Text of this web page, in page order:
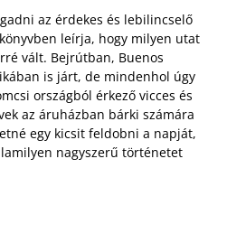
az érdekes és lebilincselő
leírja, hogy milyen utat
vált. Bejrútban, Buenos
is járt, de mindenhol úgy
országból érkező vicces és
az áruházban bárki számára
egy kicsit feldobni a napját,
nagyszerű történetet